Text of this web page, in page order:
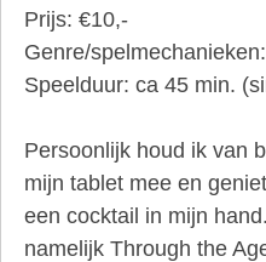
Prijs: €10,-
Genre/
Speelduur: ca 45 min.
Persoonlijk houd ik van
mijn tablet mee en
een cocktail in mijn
namelijk Through the